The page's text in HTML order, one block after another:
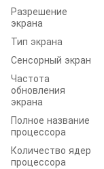
Разрешение
экрана
Тип экрана
Сенсорный экран
Частота
обновления
экрана
Полное название
процессора
Количество ядер
процессора